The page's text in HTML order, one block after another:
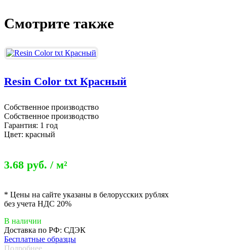
Смотрите также
Resin Color txt Красный
Собственное производство
Собственное производство
Гарантия: 1 год
Цвет: красный
3.68 руб. / м²
* Цены на сайте указаны в белорусских рублях
без учета НДС 20%
В наличии
Доставка по РФ: СДЭК
Бесплатные образцы